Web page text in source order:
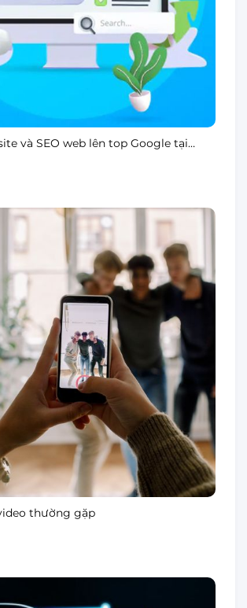
và SEO web lên top Google tại…
thường gặp